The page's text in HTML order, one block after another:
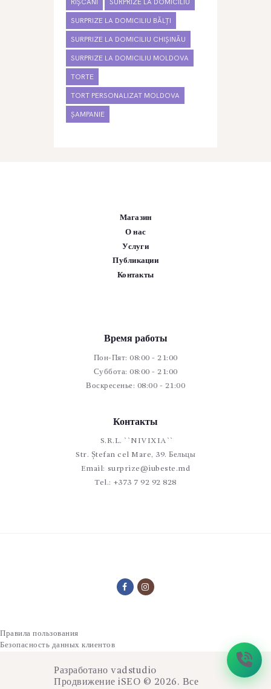
RÎȘCANI SURPRIZE LA DOMICILIU
SURPRIZE LA DOMICILIU BĂLȚI
SURPRIZE LA DOMICILIU CHIȘINĂU
SURPRIZE LA DOMICILIU MOLDOVA
TORTE
TORT PERSONALIZAT MOLDOVA
ȘAMPANIE
Магазин
О нас
Услуги
Публикации
Контакты
Время работы
Пон-Пят: 08:00 - 21:00
Суббота: 08:00 - 21:00
Воскресенье: 08:00 - 21:00
Контакты
S.R.L. ``NIVIXIA``
Str. Ștefan cel Mare, 39. Бельцы
Email: surprize@iubeste.md
Tel.: +373 7 92 92 828
Правила пользования
Безопасность данных клиентов
Разработано vadstudio
Продвижение iSEO © 2026. Все